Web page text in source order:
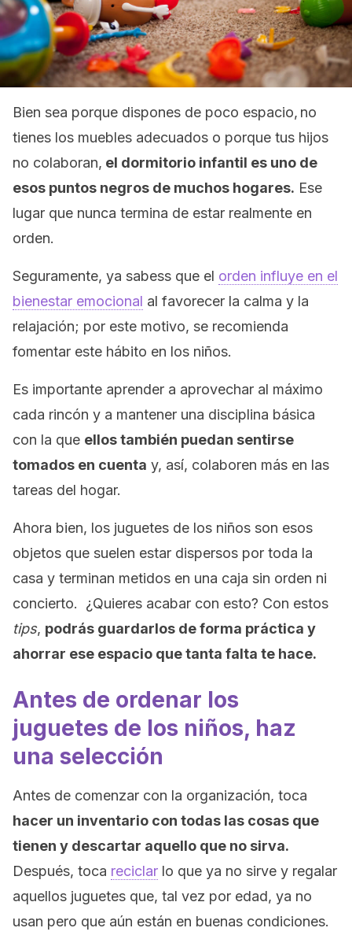
Bien sea porque dispones de poco espacio, no
tienes los muebles adecuados o porque tus hijos
no colaboran, el dormitorio infantil es uno de
esos puntos negros de muchos hogares. Ese
lugar que nunca termina de estar realmente en
orden.
Seguramente, ya sabess que el orden influye en el
bienestar emocional al favorecer la calma y la
relajación; por este motivo, se recomienda
fomentar este hábito en los niños.
Es importante aprender a aprovechar al máximo
cada rincón y a mantener una disciplina básica
con la que ellos también puedan sentirse
tomados en cuenta y, así, colaboren más en las
tareas del hogar.
Ahora bien, los juguetes de los niños son esos
objetos que suelen estar dispersos por toda la
casa y terminan metidos en una caja sin orden ni
concierto. ¿Quieres acabar con esto? Con estos
tips, podrás guardarlos de forma práctica y
ahorrar ese espacio que tanta falta te hace.
Antes de ordenar los
juguetes de los niños, haz
una selección
Antes de comenzar con la organización, toca
hacer un inventario con todas las cosas que
tienen y descartar aquello que no sirva.
Después, toca reciclar lo que ya no sirve y regalar
aquellos juguetes que, tal vez por edad, ya no
usan pero que aún están en buenas condiciones.